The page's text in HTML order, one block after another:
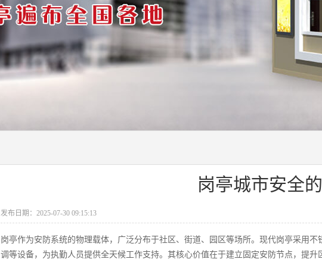
岗亭城市安全
发布日期：2025-07-30 09:15:13
岗亭作为安防系统的物理载体，广泛分布于社区、街道、园区等场所。现代岗亭采用
调等设备，为执勤人员提供全天候工作支持。其核心价值在于建立固定安防节点，提升